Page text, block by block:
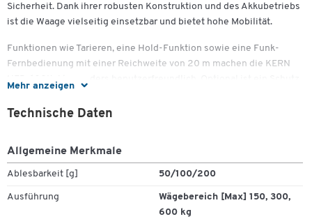
Mehr anzeigen
Sicherheit. Dank ihrer robusten Konstruktion und des Akkubetriebs
ist die Waage vielseitig einsetzbar und bietet hohe Mobilität.
Funktionen wie Tarieren, eine Hold-Funktion sowie eine Funk-
Fernbedienung mit einer Reichweite von 20 m machen die KERN
HFD 600K-1 besonders benutzerfreundlich. Optional ist ein Schutz
Waage auch in anspruchsvollen Umgebungen genutzt werden kann.
Wichtige Details:
Maße: B 422 x T 194 x H 129 mm
Wägebereich: 150 kg, 300 kg, 600 kg
Technische Daten
Allgemeine Merkmale
Ablesbarkeit [g] 50/100/200
Ausführung
Wägebereich [Max] 150, 300,
600 kg